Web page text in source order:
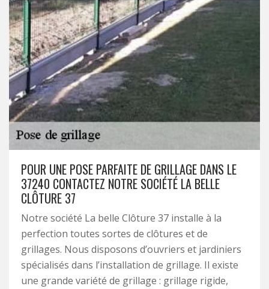
POUR UNE POSE PARFAITE DE GRILLAGE DANS LE
37240 CONTACTEZ NOTRE SOCIÉTÉ LA BELLE
CLÔTURE 37
Notre société La belle Clôture 37 installe à la
perfection toutes sortes de clôtures et de
grillages. Nous disposons d’ouvriers et jardiniers
spécialisés dans l’installation de grillage. Il existe
une grande variété de grillage : grillage rigide,